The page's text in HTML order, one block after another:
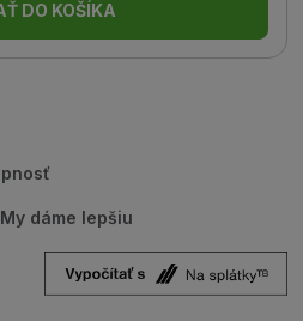
DO KOŠÍKA
dáme lepšiu